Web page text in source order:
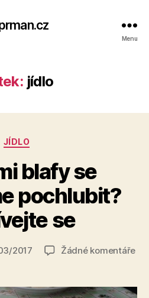
Menu
jídlo
Rubriky
JÍDLO
blafy se
pochlubit?
se
2017 Žádné komentářeu